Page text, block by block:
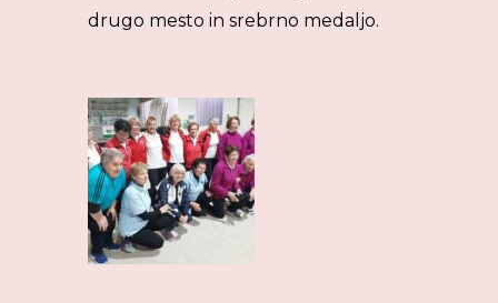
drugo mesto in srebrno medaljo.